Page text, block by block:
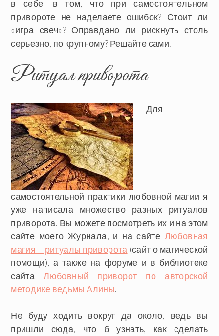
в себе, в том, что при самостоятельном
привороте не наделаете ошибок? Стоит ли
«игра свеч»? Оправдано ли рискнуть столь
серьезно, по крупному? Решайте сами.
Ритуал приворота
Для
самостоятельной практики любовной магии я
уже написала множество разных ритуалов
приворота. Вы можете посмотреть их и на этом
сайте моего Журнала, и на сайте Любовная
магия – ритуалы приворота (сайт о магической
помощи), а также на форуме и в библиотеке
сайтаЛюбовный приворот по авторской
методике ведьмы Алины.
Не буду ходить вокруг да около, ведь вы
пришли сюда, что б узнать, как сделать